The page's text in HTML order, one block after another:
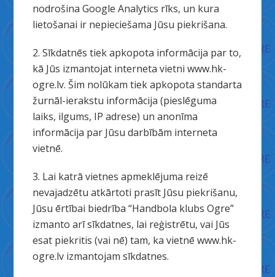
nodrošina Google Analytics rīks, un kura
lietošanai ir nepieciešama Jūsu piekrišana.
2. Sīkdatnēs tiek apkopota informācija par to,
kā Jūs izmantojat interneta vietni www.hk-
ogre.lv. Šim nolūkam tiek apkopota standarta
žurnāl-ierakstu informācija (pieslēguma
laiks, ilgums, IP adrese) un anonīma
informācija par Jūsu darbībām interneta
vietnē.
3. Lai katrā vietnes apmeklējuma reizē
nevajadzētu atkārtoti prasīt Jūsu piekrišanu,
Jūsu ērtībai biedrība “Handbola klubs Ogre”
izmanto arī sīkdatnes, lai reģistrētu, vai Jūs
esat piekritis (vai nē) tam, ka vietnē www.hk-
ogre.lv izmantojam sīkdatnes.